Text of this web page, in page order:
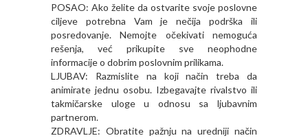
POSAO: Ako želite da ostvarite svoje poslovne
ciljeve potrebna Vam je nečija podrška ili
posredovanje. Nemojte očekivati nemoguća
rešenja, već prikupite sve neophodne
informacije o dobrim poslovnim prilikama.
LJUBAV: Razmislite na koji način treba da
animirate jednu osobu. Izbegavajte rivalstvo ili
takmičarske uloge u odnosu sa ljubavnim
partnerom.
ZDRAVLJE: Obratite pažnju na uredniji način